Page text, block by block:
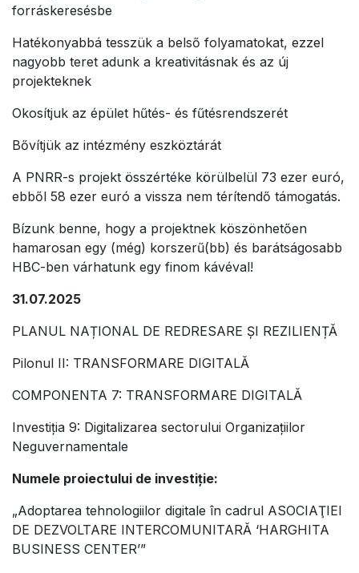
forráskeresésbe
Hatékonyabbá tesszük a belső folyamatokat, ezzel
nagyobb teret adunk a kreativitásnak és az új
projekteknek
Okosítjuk az épület hűtés- és fűtésrendszerét
Bővítjük az intézmény eszköztárát
A PNRR-s projekt összértéke körülbelül 73 ezer euró,
ebből 58 ezer euró a vissza nem térítendő támogatás.
Bízunk benne, hogy a projektnek köszönhetően
hamarosan egy (még) korszerű(bb) és barátságosabb
HBC-ben várhatunk egy finom kávéval!
31.07.2025
PLANUL NAȚIONAL DE REDRESARE ȘI REZILIENȚĂ
Pilonul II: TRANSFORMARE DIGITALĂ
COMPONENTA 7: TRANSFORMARE DIGITALĂ
Investiția 9: Digitalizarea sectorului Organizațiilor
Neguvernamentale
Numele proiectului de investiție:
„Adoptarea tehnologiilor digitale în cadrul ASOCIAŢIEI
DE DEZVOLTARE INTERCOMUNITARĂ ‘HARGHITA
BUSINESS CENTER’”